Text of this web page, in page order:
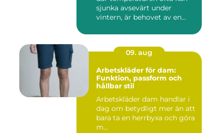
sjunka avsevärt under
vintern, är behovet av en...
09. aug
Arbetskläder för dam:
Funktion, passform och
hållbar stil
Arbetskläder dam handlar i
dag om betydligt mer än att
bara ta en herrbyxa och göra
m...